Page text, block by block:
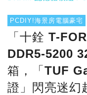
PCDIY!海景房電腦豪宅
「十銓 T-
DDR5-5200
箱，「TUF
證」閃亮迷幻